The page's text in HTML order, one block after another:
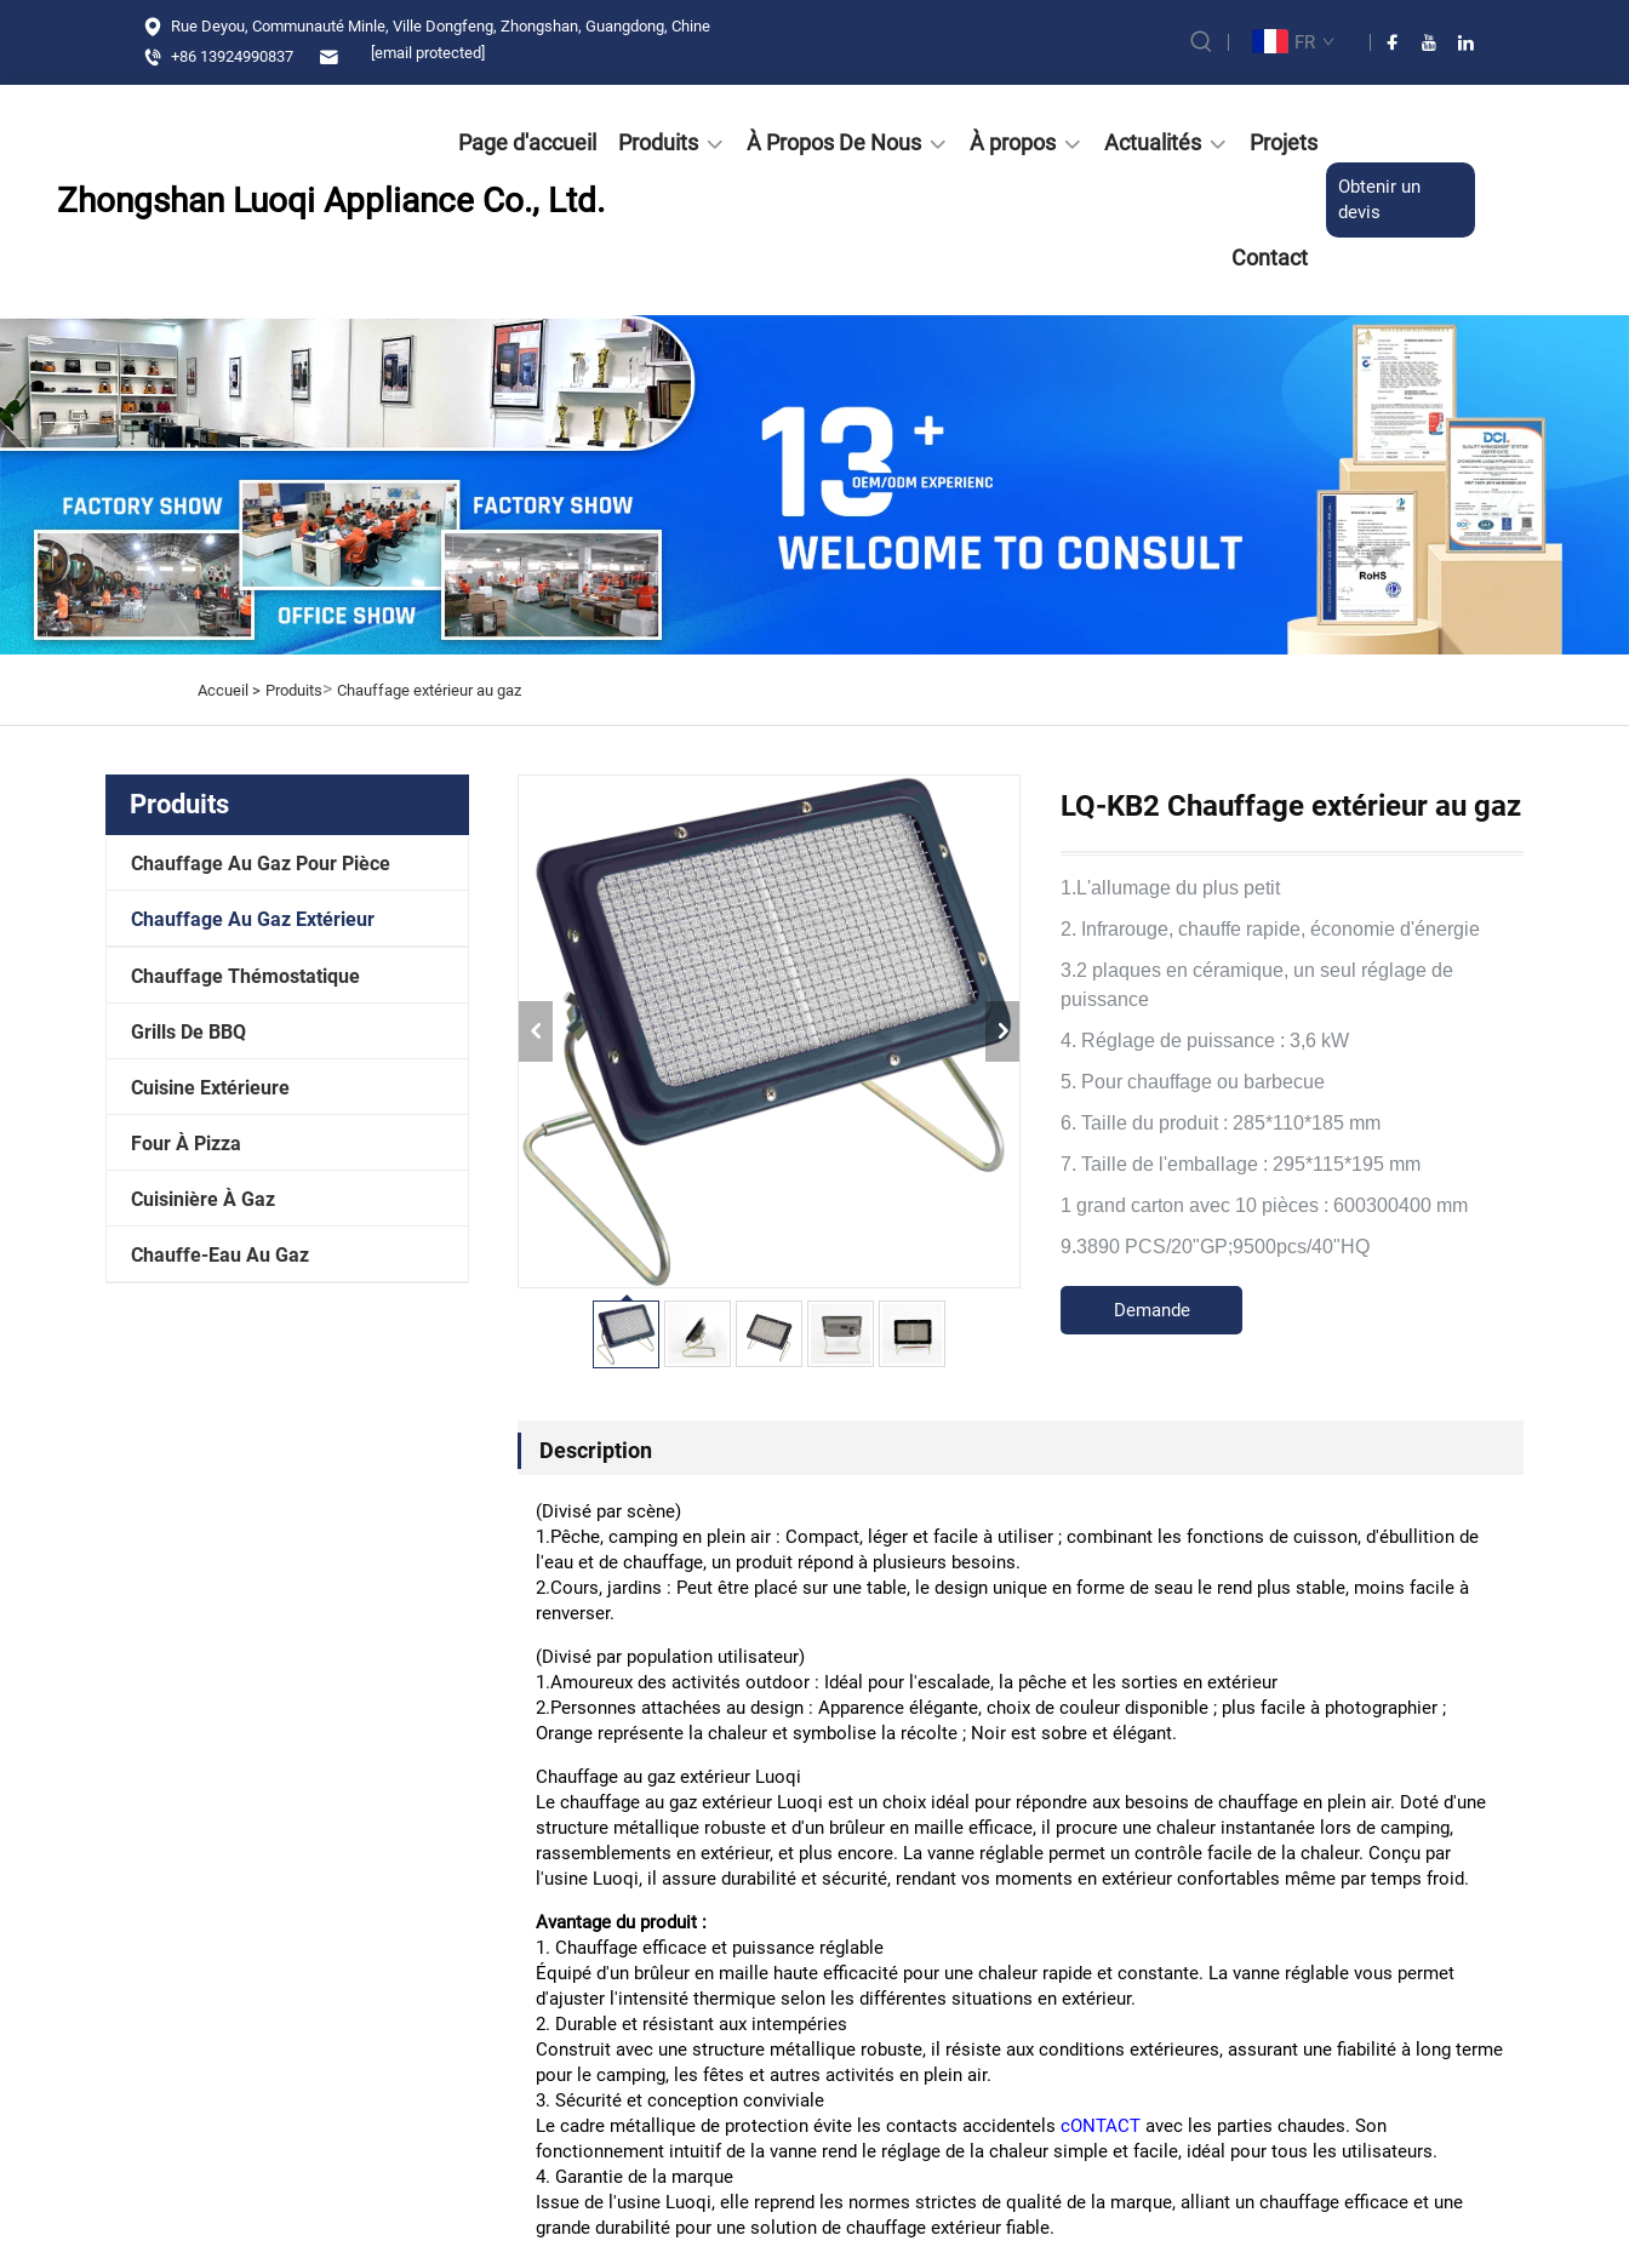
Rue Deyou, Communauté Minle, Ville Dongfeng, Zhongshan, Guangdong, Chine
+86 13924990837
[email protected] FR
Zhongshan Luoqi Appliance Co., Ltd.
Page d'accueil Produits À Propos De Nous À propos Actualités Projets
Contact
Obtenir un
devis
Accueil > Produits> Chauffage extérieur au gaz
Produits
Chauffage Au Gaz Pour Pièce
Chauffage Au Gaz Extérieur
Chauffage Thémostatique
Grills De BBQ
Cuisine Extérieure
Four À Pizza
Cuisinière À Gaz
Chauffe-Eau Au Gaz
LQ-KB2 Chauffage extérieur au gaz
1.L'allumage du plus petit
2. Infrarouge, chauffe rapide, économie d'énergie
3.2 plaques en céramique, un seul réglage de
puissance
4. Réglage de puissance : 3,6 kW
5. Pour chauffage ou barbecue
6. Taille du produit : 285*110*185 mm
7. Taille de l'emballage : 295*115*195 mm
1 grand carton avec 10 pièces : 600300400 mm
9.3890 PCS/20"GP;9500pcs/40"HQ
Demande
Description
(Divisé par scène)
1.Pêche, camping en plein air : Compact, léger et facile à utiliser ; combinant les fonctions de cuisson, d'ébullition de
l'eau et de chauffage, un produit répond à plusieurs besoins.
2.Cours, jardins : Peut être placé sur une table, le design unique en forme de seau le rend plus stable, moins facile à
renverser.
(Divisé par population utilisateur)
1.Amoureux des activités outdoor : Idéal pour l'escalade, la pêche et les sorties en extérieur
2.Personnes attachées au design : Apparence élégante, choix de couleur disponible ; plus facile à photographier ;
Orange représente la chaleur et symbolise la récolte ; Noir est sobre et élégant.
Chauffage au gaz extérieur Luoqi
Le chauffage au gaz extérieur Luoqi est un choix idéal pour répondre aux besoins de chauffage en plein air. Doté d'une
structure métallique robuste et d'un brûleur en maille efficace, il procure une chaleur instantanée lors de camping,
rassemblements en extérieur, et plus encore. La vanne réglable permet un contrôle facile de la chaleur. Conçu par
l'usine Luoqi, il assure durabilité et sécurité, rendant vos moments en extérieur confortables même par temps froid.
Avantage du produit :
1. Chauffage efficace et puissance réglable
Équipé d'un brûleur en maille haute efficacité pour une chaleur rapide et constante. La vanne réglable vous permet
d'ajuster l'intensité thermique selon les différentes situations en extérieur.
2. Durable et résistant aux intempéries
Construit avec une structure métallique robuste, il résiste aux conditions extérieures, assurant une fiabilité à long terme
pour le camping, les fêtes et autres activités en plein air.
3. Sécurité et conception conviviale
Le cadre métallique de protection évite les contacts accidentels cONTACT avec les parties chaudes. Son
fonctionnement intuitif de la vanne rend le réglage de la chaleur simple et facile, idéal pour tous les utilisateurs.
4. Garantie de la marque
Issue de l'usine Luoqi, elle reprend les normes strictes de qualité de la marque, alliant un chauffage efficace et une
grande durabilité pour une solution de chauffage extérieur fiable.